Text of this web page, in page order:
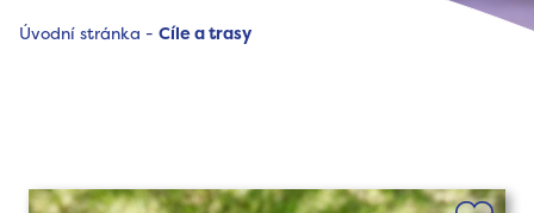
Úvodní stránka - Cíle a trasy